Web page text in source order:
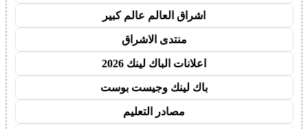
اشراق العالم عالم كبير
منتدى الاشراق
اعلانات الباك لينك 2026
باك لينك وجيست بوست
مصادر التعليم